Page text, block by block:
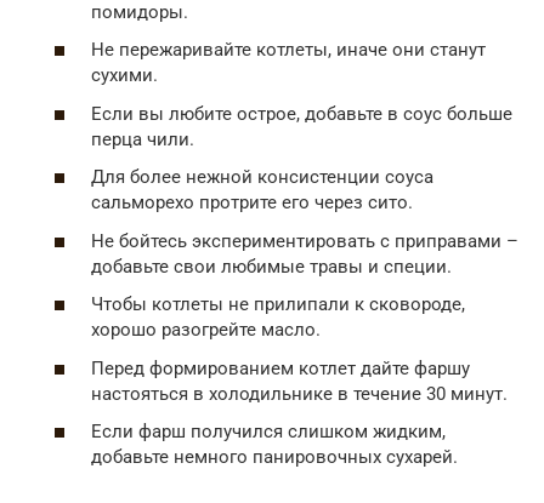
помидоры.
Не пережаривайте котлеты, иначе они станут
сухими.
Если вы любите острое, добавьте в соус больше
перца чили.
Для более нежной консистенции соуса
сальморехо протрите его через сито.
Не бойтесь экспериментировать с приправами –
добавьте свои любимые травы и специи.
Чтобы котлеты не прилипали к сковороде,
хорошо разогрейте масло.
Перед формированием котлет дайте фаршу
настояться в холодильнике в течение 30 минут.
Если фарш получился слишком жидким,
добавьте немного панировочных сухарей.